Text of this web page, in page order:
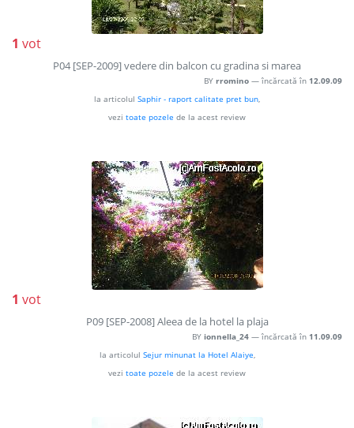
1 vot
P04 [SEP-2009] vedere din balcon cu gradina si marea
BY rromino — încărcată în 12.09.09
la articolul Saphir - raport calitate pret bun,
vezi toate pozele de la acest review
1 vot
P09 [SEP-2008] Aleea de la hotel la plaja
BY ionnella_24 — încărcată în 11.09.09
la articolul Sejur minunat la Hotel Alaiye,
vezi toate pozele de la acest review